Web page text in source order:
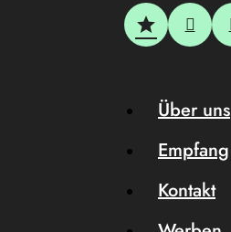
Über uns
Empfang
Kontakt